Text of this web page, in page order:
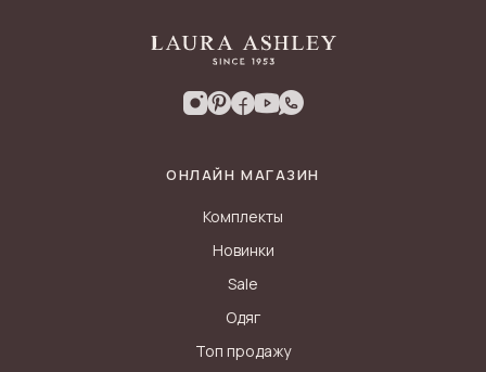
ОНЛАЙН МАГАЗИН
Комплекты
Новинки
Sale
Одяг
Топ продажу